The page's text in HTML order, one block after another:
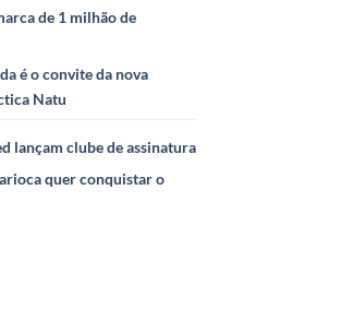
de 1 milhão de
é o convite da nova
Natu
lançam clube de assinatura
quer conquistar o